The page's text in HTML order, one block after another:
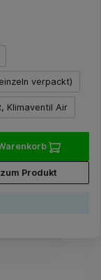
verpackt)
Klimaventil Air
Produkt